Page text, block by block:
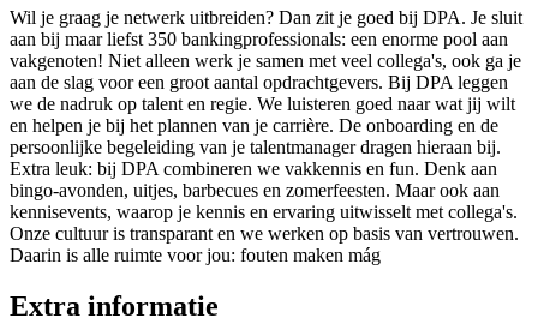
Wil je graag je netwerk uitbreiden? Dan zit je goed bij DPA. Je sluit
aan bij maar liefst 350 bankingprofessionals: een enorme pool aan
vakgenoten! Niet alleen werk je samen met veel collega's, ook ga je
aan de slag voor een groot aantal opdrachtgevers. Bij DPA leggen
we de nadruk op talent en regie. We luisteren goed naar wat jij wilt
en helpen je bij het plannen van je carrière. De onboarding en de
persoonlijke begeleiding van je talentmanager dragen hieraan bij.
Extra leuk: bij DPA combineren we vakkennis en fun. Denk aan
bingo-avonden, uitjes, barbecues en zomerfeesten. Maar ook aan
kennisevents, waarop je kennis en ervaring uitwisselt met collega's.
Onze cultuur is transparant en we werken op basis van vertrouwen.
Daarin is alle ruimte voor jou: fouten maken mág
Extra informatie